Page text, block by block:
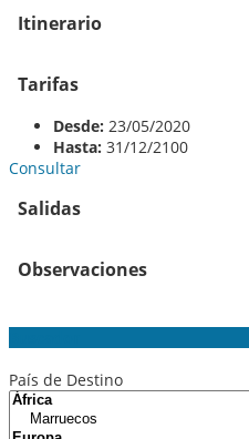
Itinerario
Tarifas
Desde: 23/05/2020
Hasta: 31/12/2100
Consultar
Salidas
Observaciones
País de Destino